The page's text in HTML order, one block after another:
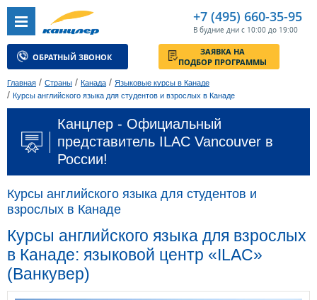
+7 (495) 660-35-95
В будние дни с 10:00 до 19:00
ОБРАТНЫЙ ЗВОНОК
ЗАЯВКА НА
ПОДБОР ПРОГРАММЫ
Главная / Страны / Канада / Языковые курсы в Канаде
/ Курсы английского языка для студентов и взрослых в Канаде
Канцлер - Официальный
представитель ILAC Vancouver в
России!
Курсы английского языка для студентов и
взрослых в Канаде
Курсы английского языка для взрослых
в Канаде: языковой центр «ILAC»
(Ванкувер)